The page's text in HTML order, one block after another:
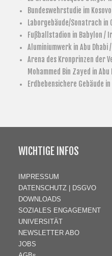
Bundeswehrstudie im Kosovo
Laborgebäude/Sonatrach in
Fußballstadion in Babylon /
Aluminiumwerk in Abu Dhabi /
Arena des Kronprinzen der
Mohammed Bin Zayed in Abu
Erdbebensichere Gebäude
WICHTIGE INFOS
IMPRESSUM
DATENSCHUTZ | DSGVO
DOWNLOADS
SOZIALES ENGAGEMENT
UNIVERSITÄT
NEWSLETTER ABO
JOBS